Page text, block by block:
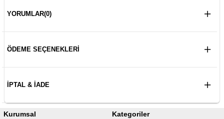
YORUMLAR(0)
ÖDEME SEÇENEKLERI
İPTAL & İADE
Kurumsal Kategoriler